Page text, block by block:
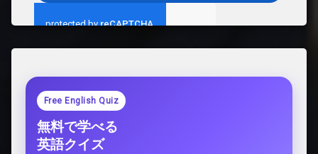
Free English Quiz
無料で学べる
英語クイズ